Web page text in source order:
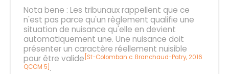
Nota bene : Les tribunaux rappellent que ce
n'est pas parce qu'un règlement qualifie une
situation de nuisance qu'elle en devient
automatiquement une. Une nuisance doit
présenter un caractère réellement nuisible
pour être valide [St-Colomban c. Branchaud-Patry, 2016
QCCM 5] .